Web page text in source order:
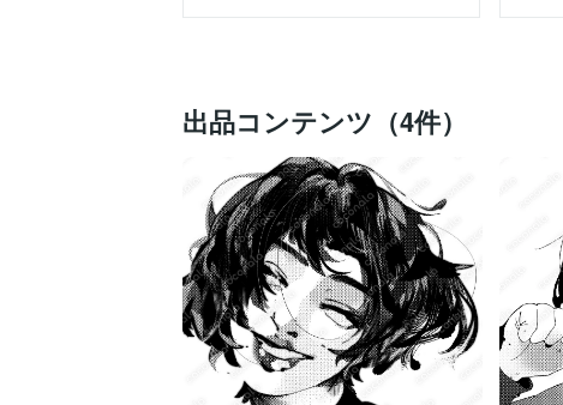
出品コンテンツ（4件）